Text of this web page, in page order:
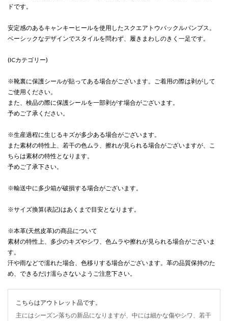
ドです。
安定感のあるキャンキーヒールを使用したスクエアトウバックルパンプス。
ベーシックなデザインでスタイルを問わず、履きまわしのきく一足です。
(ICカテゴリー)
※靴裏に保護シールが貼ってある場合がございます。ご着用の際は剥がして
ご使用ください。
また、検品の際に保護シールを一部剥がす場合がございます。
予めご了承ください。
※生産過程に生じるキズが多少ある場合がございます。
また素材の特性上、若干の色ムラ、擦れが見られる場合がございますが、こ
ちらは素材の特性となります。
予めご了承下さい。
※輸送中に多少箱が破損する場合がございます。
※サイズ換算(表記)はあくまで目安となります。
※本革(天然皮革)の商品について
素材の特性上、多少のキズやシワ、色ムラや擦れが見られる場合がございま
す。
汗や雨などで濡れた場合、色移りする場合がございます。革の品質保持のた
め、できるだけ濡らさないようご注意下さい。
こちらはアウトレット品です。
主にはシーズン落ちの新品になりますが、中には細かな傷やシワ、若干